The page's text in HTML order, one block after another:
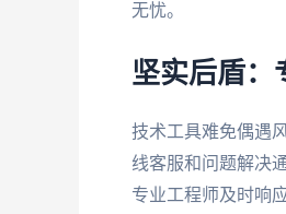
无忧。
坚实后盾：
技术工具难免偶遇
线客服和问题解决
专业工程师及时响